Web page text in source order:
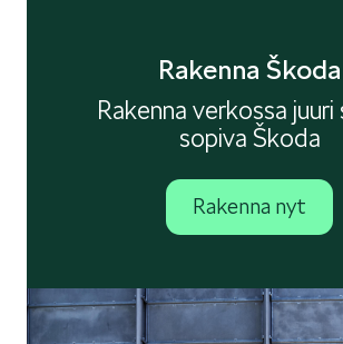
Rakenna Škoda
Rakenna verkossa juuri
sopiva Škoda
Rakenna nyt